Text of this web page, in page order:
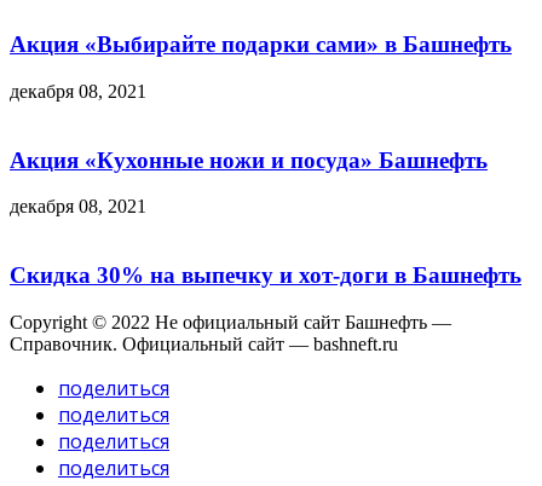
Акция «Выбирайте подарки сами» в Башнефть
декабря 08, 2021
Акция «Кухонные ножи и посуда» Башнефть
декабря 08, 2021
Скидка 30% на выпечку и хот-доги в Башнефть
Copyright © 2022 Не официальный сайт Башнефть —
Справочник. Официальный сайт — bashneft.ru
поделиться
поделиться
поделиться
поделиться